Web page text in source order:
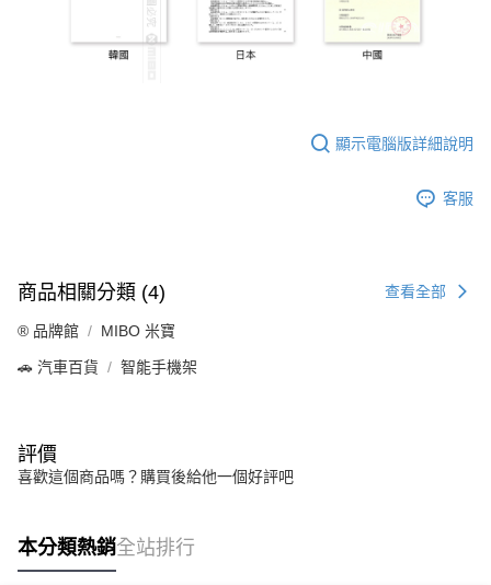
顯示電腦版詳細說明
客服
商品相關分類 (4) 查看全部
®️ 品牌館 MIBO 米寶
🚗 汽車百貨 智能手機架
評價
喜歡這個商品嗎？購買後給他一個好評吧
本分類熱銷全站排行